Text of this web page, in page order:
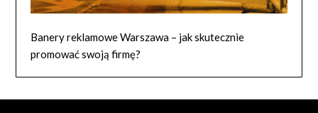
Banery reklamowe Warszawa – jak skutecznie
promować swoją firmę?